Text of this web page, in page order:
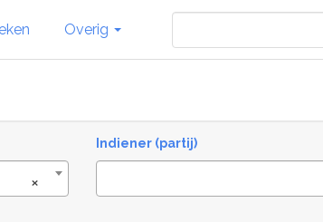
Overig
×
Indiener (partij)